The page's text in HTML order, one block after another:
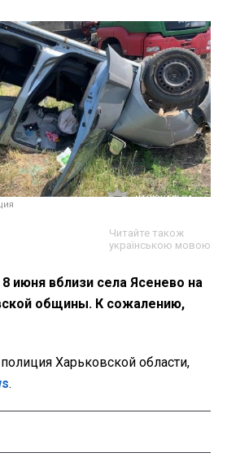
Читайте також
українською мовою
июня вблизи села Ясенево на
общины. К сожалению,
полиция Харьковской области,
.